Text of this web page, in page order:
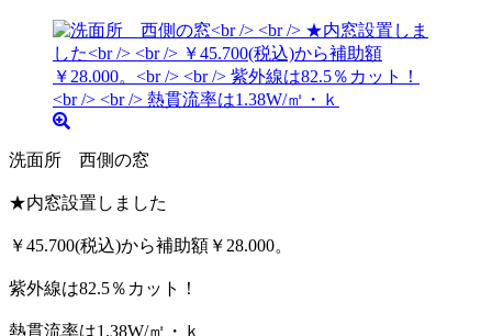
洗面所 西側の窓
★内窓設置しました
￥45.700(税込)から補助額￥28.000。
紫外線は82.5％カット！
熱貫流率は1.38W/㎡・ｋ